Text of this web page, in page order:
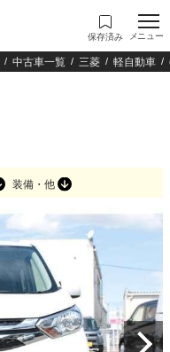
保存済み メニュー
中古車一覧 三菱 軽自動車
装備・他